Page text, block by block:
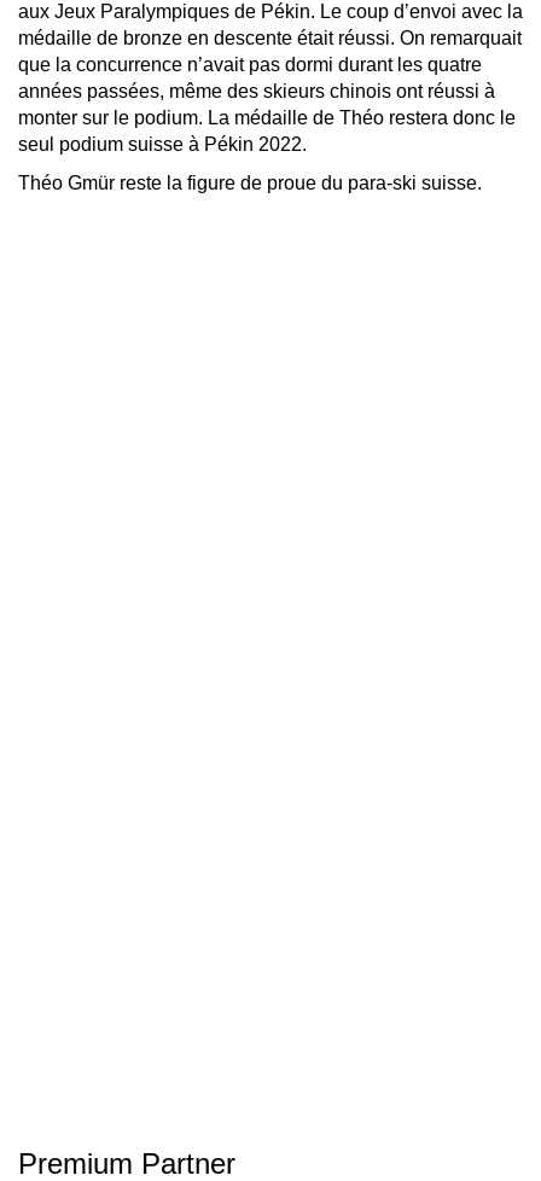
aux Jeux Paralympiques de Pékin. Le coup d’envoi avec la
médaille de bronze en descente était réussi. On remarquait
que la concurrence n’avait pas dormi durant les quatre
années passées, même des skieurs chinois ont réussi à
monter sur le podium. La médaille de Théo restera donc le
seul podium suisse à Pékin 2022.
Théo Gmür reste la figure de proue du para-ski suisse.
Premium Partner